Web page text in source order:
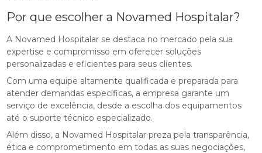
Por que escolher a Novamed Hospitalar?
A Novamed Hospitalar se destaca no mercado pela sua
expertise e compromisso em oferecer soluções
personalizadas e eficientes para seus clientes.
Com uma equipe altamente qualificada e preparada para
atender demandas específicas, a empresa garante um
serviço de excelência, desde a escolha dos equipamentos
até o suporte técnico especializado.
Além disso, a Novamed Hospitalar preza pela transparência,
ética e comprometimento em todas as suas negociações,